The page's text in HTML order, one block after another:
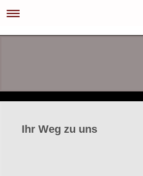
Ihr Weg zu uns